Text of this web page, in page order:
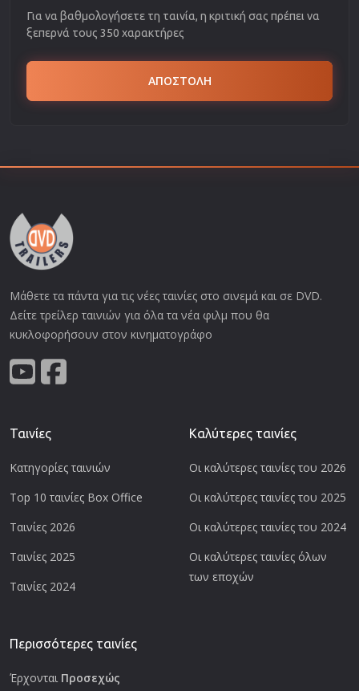
Για να βαθμολογήσετε τη ταινία, η κριτική σας πρέπει να
ξεπερνά τους 350 χαρακτήρες
ΑΠΟΣΤΟΛΗ
Μάθετε τα πάντα για τις νέες ταινίες στο σινεμά και σε DVD.
Δείτε τρείλερ ταινιών για όλα τα νέα φιλμ που θα
κυκλοφορήσουν στον κινηματογράφο
Ταινίες
Κατηγορίες ταινιών
Top 10 ταινίες Box Office
Ταινίες 2026
Ταινίες 2025
Ταινίες 2024
Καλύτερες ταινίες
Οι καλύτερες ταινίες του 2026
Οι καλύτερες ταινίες του 2025
Οι καλύτερες ταινίες του 2024
Οι καλύτερες ταινίες όλων
των εποχών
Περισσότερες ταινίες
Έρχονται Προσεχώς